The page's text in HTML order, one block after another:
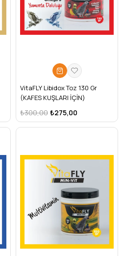
VitaFLY Libidox Toz 130 Gr
(KAFES KUŞLARI İÇİN)
₺275,00
₺300,00